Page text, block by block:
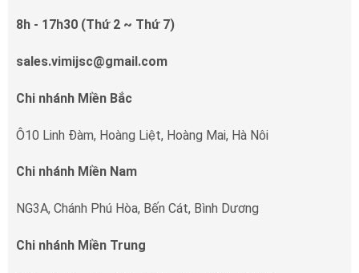
8h - 17h30 (Thứ 2 ~ Thứ 7)
sales.vimijsc@gmail.com
Chi nhánh Miền Bắc
Ô10 Linh Đàm, Hoàng Liệt, Hoàng Mai, Hà Nôi
Chi nhánh Miền Nam
NG3A, Chánh Phú Hòa, Bến Cát, Bình Dương
Chi nhánh Miền Trung